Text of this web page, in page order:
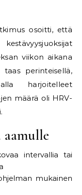
osoitti, että
viikon aikana
perinteisellä,
harjoitelleet
määrä oli HRV-
intervallia tai
mukainen